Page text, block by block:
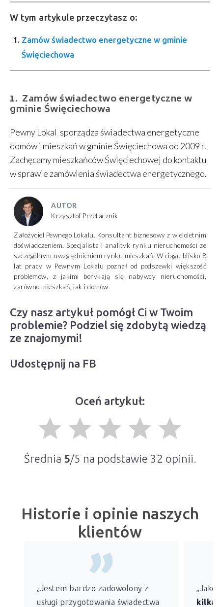
W tym artykule przeczytasz o:
Zamów świadectwo energetyczne w gminie
Święciechowa
Zamów świadectwo energetyczne w
gminie Święciechowa
Pewny Lokal sporządza świadectwa energetyczne
domów i mieszkań w gminie Święciechowa od 2009 r.
Zachęcamy mieszkańców Święciechowej do kontaktu
w sprawie zamówienia świadectwa energetycznego.
AUTOR
Krzysztof Przetacznik
Założyciel Pewnego Lokalu. Konsultant biznesowy z wieloletnim
doświadczeniem. Specjalista i analityk rynku nieruchomości ze
szczególnym uwzględnieniem rynku mieszkań. W ciągu blisko 8
lat pracy w Pewnym Lokalu poznał od podszewki większość
problemów, z jakimi borykają się nabywcy nieruchomości,
zarówno mieszkań, jak i domów.
Czy nasz artykuł pomógł Ci w Twoim
problemie? Podziel się zdobytą wiedzą
ze znajomymi!
Udostępnij na FB
Oceń artykuł:
grade grade grade grade grade
Średnia 5/5 na podstawie 32 opinii.
Historie i opinie naszych
klientów
„Jestem bardzo zadowolony z
usługi przygotowania świadectwa
„Jako